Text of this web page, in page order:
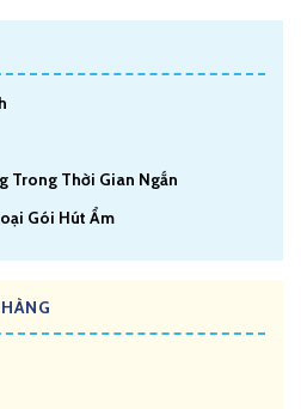
Trong Thời Gian Ngắn
Gói Hút Ẩm